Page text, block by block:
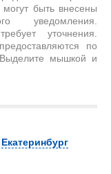
могут быть внесены
уведомления.
уточнения.
по
мышкой и
Екатеринбург